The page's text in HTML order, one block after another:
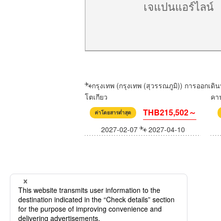
เจแปนแอร์ไลน์
กรุงเทพ (กรุงเทพ (สุวรรณภูมิ)) การออกเดิ
โตเกียว
ค่าโดยสารต่ำสุด THB215,502～
2027-02-07 2027-04-10
ค